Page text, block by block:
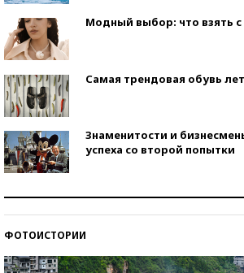
Модный выбор: что взять с
Самая трендовая обувь
Знаменитости и
успеха со второй попытки
ФОТОИСТОРИИ